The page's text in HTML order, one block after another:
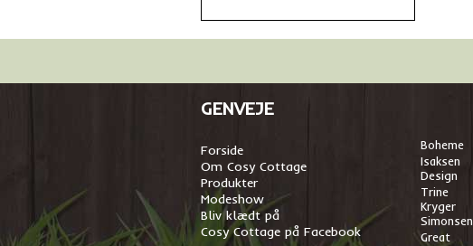
GENVEJE
Forside
Om Cosy Cottage
Produkter
Modeshow
Bliv klædt på
Cosy Cottage på Facebook
Boheme
Isaksen
Design
Trine
Kryger
Simonsen
Great